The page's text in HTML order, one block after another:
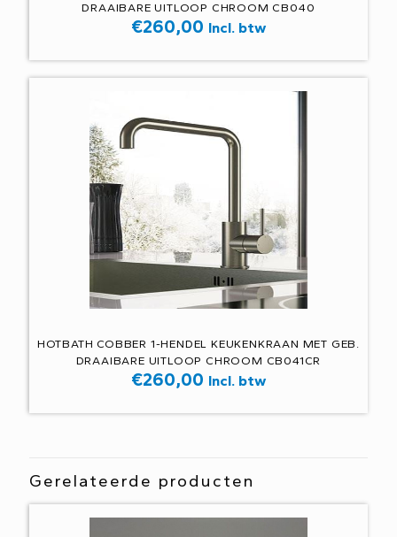
DRAAIBARE UITLOOP CHROOM CB040
€260,00 Incl. btw
HOTBATH COBBER 1-HENDEL KEUKENKRAAN MET GEB.
DRAAIBARE UITLOOP CHROOM CB041CR
€260,00 Incl. btw
Gerelateerde producten